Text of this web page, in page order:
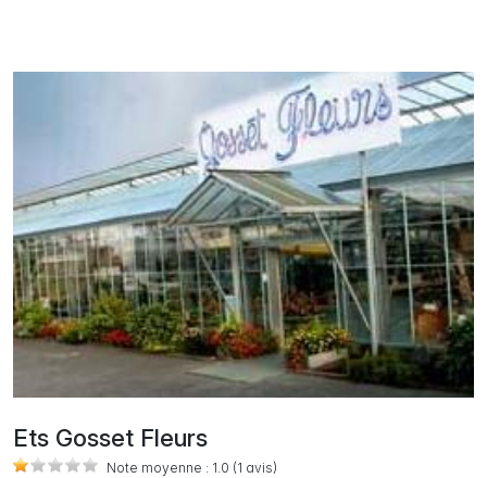
Photo Ets Gosset Fleurs
Ets Gosset Fleurs
Note moyenne : 1.0 (1 avis)